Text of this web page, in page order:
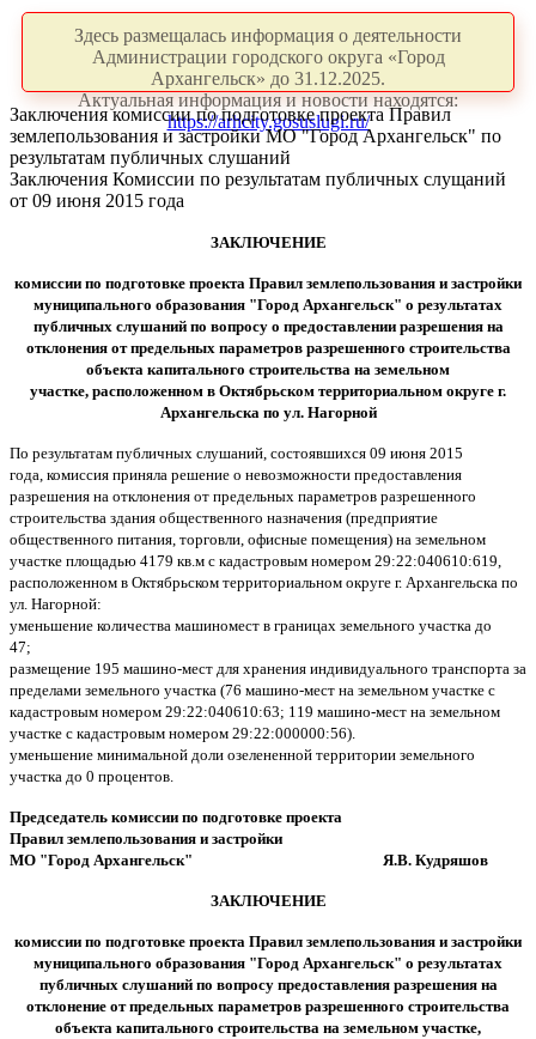
Здесь размещалась информация о деятельности
Администрации городского округа «Город
Архангельск» до 31.12.2025.
Актуальная информация и новости находятся:
https://arhcity.gosuslugi.ru/
Заключения комиссии по подготовке проекта Правил
землепользования и застройки МО "Город Архангельск" по
результатам публичных слушаний
Заключения Комиссии по результатам публичных слущаний
от 09 июня 2015 года
ЗАКЛЮЧЕНИЕ
комиссии по подготовке проекта Правил землепользования и застройки
муниципального образования "Город Архангельск" о результатах
публичных слушаний по вопросу о предоставлении разрешения на
отклонения от предельных параметров разрешенного строительства
объекта капитального строительства на земельном
участке, расположенном в Октябрьском территориальном округе г.
Архангельска по ул. Нагорной
По результатам публичных слушаний, состоявшихся 09 июня 2015
года, комиссия приняла решение о невозможности предоставления
разрешения на отклонения от предельных параметров разрешенного
строительства здания общественного назначения (предприятие
общественного питания, торговли, офисные помещения) на земельном
участке площадью 4179 кв.м с кадастровым номером 29:22:040610:619,
расположенном в Октябрьском территориальном округе г. Архангельска по
ул. Нагорной:
уменьшение количества машиномест в границах земельного участка до
47;
размещение 195 машино-мест для хранения индивидуального транспорта за
пределами земельного участка (76 машино-мест на земельном участке с
кадастровым номером 29:22:040610:63; 119 машино-мест на земельном
участке с кадастровым номером 29:22:000000:56).
уменьшение минимальной доли озелененной территории земельного
участка до 0 процентов.
Председатель комиссии по подготовке проекта
Правил землепользования и застройки
МО "Город Архангельск" Я.В. Кудряшов
ЗАКЛЮЧЕНИЕ
комиссии по подготовке проекта Правил землепользования и застройки
муниципального образования "Город Архангельск" о результатах
публичных слушаний по вопросу предоставления разрешения на
отклонение от предельных параметров разрешенного строительства
объекта капитального строительства на земельном участке,